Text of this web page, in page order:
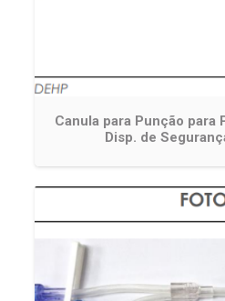
Canula para Punção para
Disp. de